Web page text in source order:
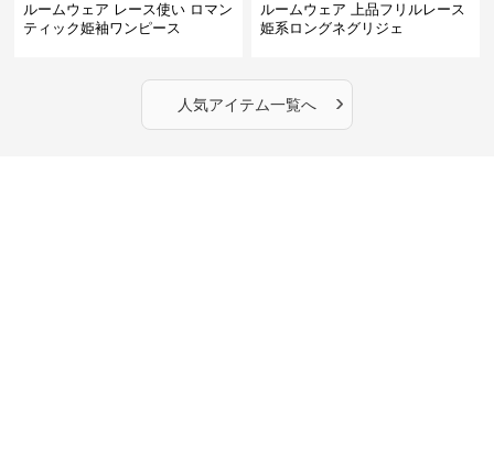
ルームウェア レース使い ロマン
ティック姫袖ワンピース
ルームウェア 上品フリルレース
姫系ロングネグリジェ
人気アイテム一覧へ ›